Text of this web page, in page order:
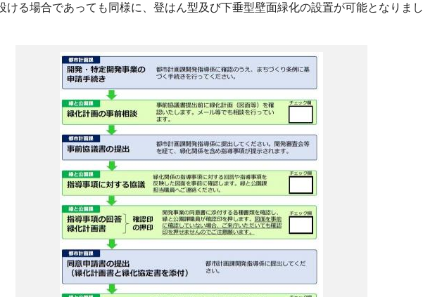
ける場合であっても同様に、登はん型及び下垂型壁面緑化の設置が可能となりまし